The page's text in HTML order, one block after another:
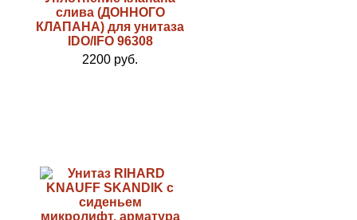
слива (ДОННОГО
КЛАПАНА) для унитаза
IDO/IFO 96308
2200 руб.